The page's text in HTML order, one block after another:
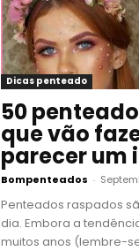
Dicas penteado
50
que vão
parecer um
Bompenteados -
Penteados raspados
dia. Embora a
muitos anos (lembre-